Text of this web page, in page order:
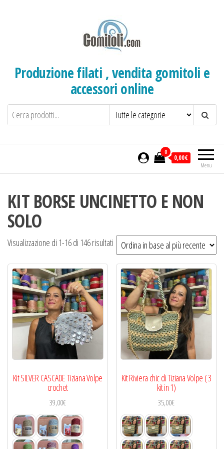
Produzione filati , vendita gomitoli e
accessori online
Menu
0
0,00€
KIT BORSE UNCINETTO E NON
SOLO
Visualizzazione di 1-16 di 146 risultati Ordina
in
base
più
recente
Kit SILVER CASCADE Tiziana Volpe
crochet
39,00€
Kit Riviera chic di Tiziana Volpe ( 3
kit in 1)
35,00€